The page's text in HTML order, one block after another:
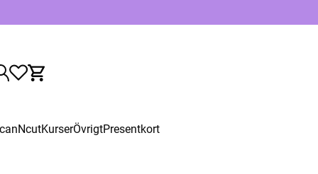
KurserÖvrigtPresentkort